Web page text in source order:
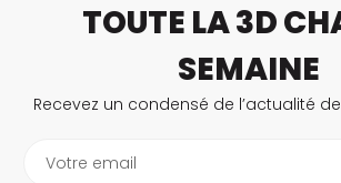
TOUTE LA 3D
SEMAINE
Recevez un condensé de l’actualité
Votre email